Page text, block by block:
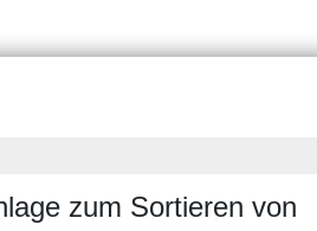
zum Sortieren von